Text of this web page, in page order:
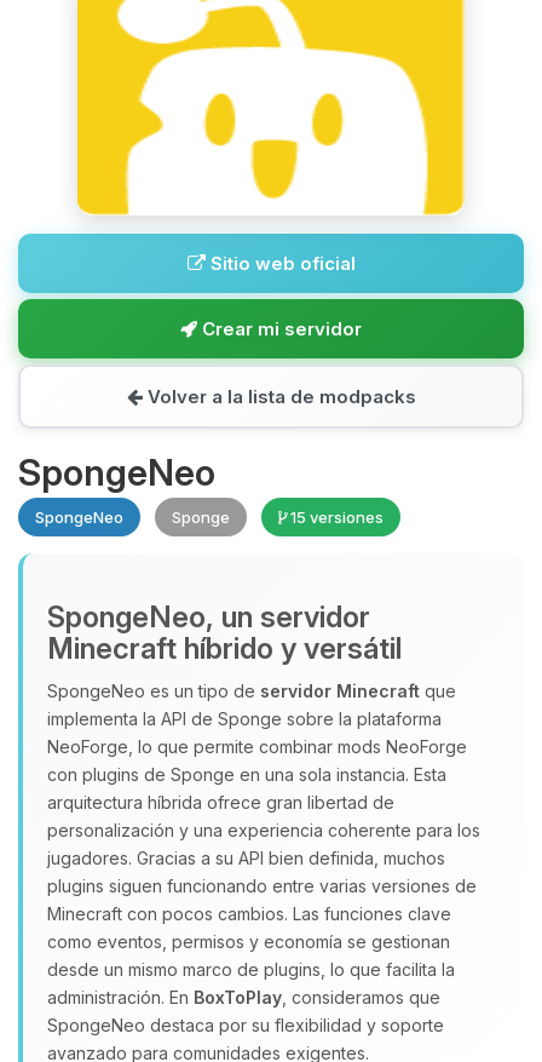
Sitio web oficial
Crear mi servidor
Volver a la lista de modpacks
SpongeNeo
SpongeNeo Sponge 15 versiones
SpongeNeo, un servidor
Minecraft híbrido y versátil
SpongeNeo es un tipo de servidor Minecraft que
implementa la API de Sponge sobre la plataforma
NeoForge, lo que permite combinar mods NeoForge
con plugins de Sponge en una sola instancia. Esta
arquitectura híbrida ofrece gran libertad de
personalización y una experiencia coherente para los
jugadores. Gracias a su API bien definida, muchos
plugins siguen funcionando entre varias versiones de
Minecraft con pocos cambios. Las funciones clave
como eventos, permisos y economía se gestionan
desde un mismo marco de plugins, lo que facilita la
administración. En BoxToPlay , consideramos que
SpongeNeo destaca por su flexibilidad y soporte
avanzado para comunidades exigentes.
Yupi, por fin alguien con quien
hablar! Soy Choupy, tu pequeno
asistente de BoxToPlay. Cuentame
que necesitas y moveré mis
pequenos circuitos para ayudarte.
08/08/2026 07:41